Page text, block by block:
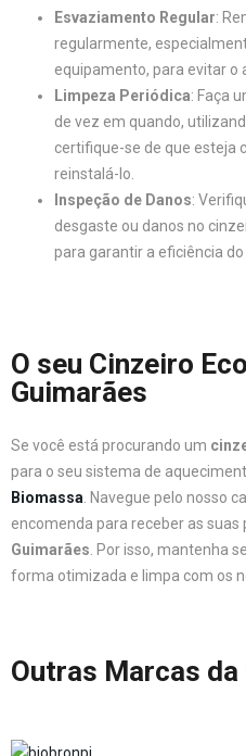
Esvaziamento Regular:
regularmente,
equipamento, para evitar o
Limpeza Periódica: Faça
de vez em quando,
certifique-se de que esteja
reinstalá-lo.
Inspeção de Danos:
desgaste ou danos no
para garantir a eficiência
O seu Cinzeiro
Guimarães
Se você está procurando um
para o seu sistema de
Biomassa. Navegue pelo nosso
encomenda para receber as
Guimarães. Por isso, mantenha
forma otimizada e limpa com os
Outras Marcas